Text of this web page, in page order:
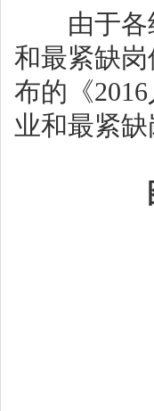
由于各经
和最紧缺
布的《
业和最紧缺